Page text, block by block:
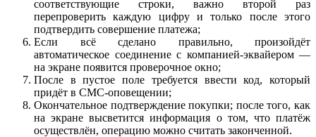
соответствующие строки, важно второй раз
перепроверить каждую цифру и только после этого
подтвердить совершение платежа;
Если всё сделано правильно, произойдёт
автоматическое соединение с компанией-эквайером —
на экране появится проверочное окно;
После в пустое поле требуется ввести код, который
придёт в СМС-оповещении;
Окончательное подтверждение покупки; после того, как
на экране высветится информация о том, что платёж
осуществлён, операцию можно считать законченной.